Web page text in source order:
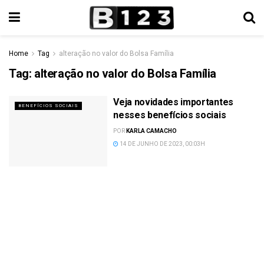
Home Tag alteração no valor do Bolsa Família
Tag: alteração no valor do Bolsa Família
BENEFÍCIOS SOCIAIS
Veja novidades importantes
nesses benefícios sociais
POR KARLA CAMACHO
14 DE JUNHO DE 2023, 00:03H